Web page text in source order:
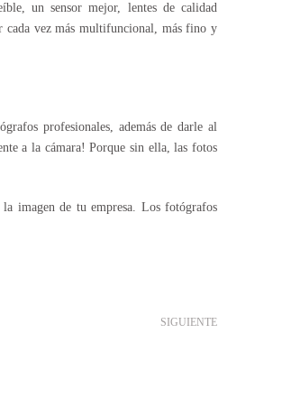
un sensor mejor, lentes de calidad
cada vez más multifuncional, más fino y
profesionales, además de darle al
a la cámara! Porque sin ella, lasfotos
la imagen de tu empresa. Losfotógrafos
SIGUIENTE